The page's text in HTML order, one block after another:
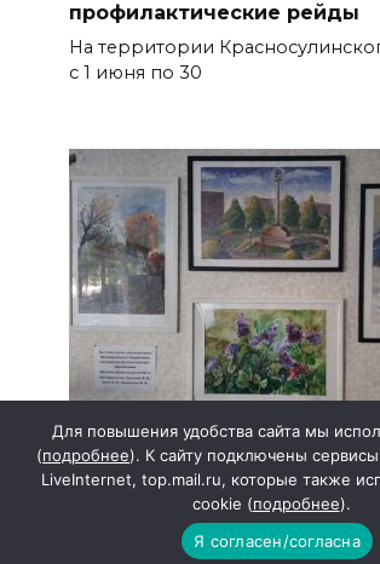
профилактические рейды
На территории
с 1 июня по 30
В гармонии с окружающим
библиотеке открыта
художников
Для повышения удобства сайта мы
(подробнее). К сайту подключены
LiveInternet, top.mail.ru, которые также
cookie (подробнее).
Я согласен/согласна